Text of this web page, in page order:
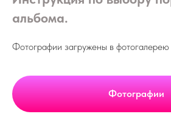
альбома.
Фотографии загружены в фотогалерею
Фотографии